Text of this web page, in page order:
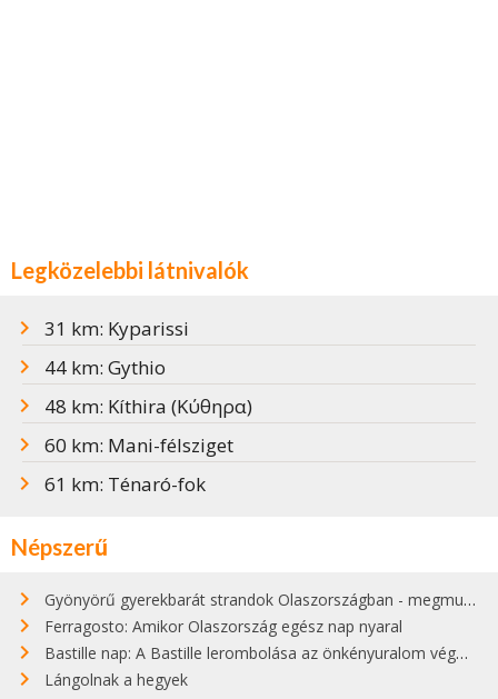
Legközelebbi látnivalók
31 km: Kyparissi
44 km: Gythio
48 km: Kíthira (Κύθηρα)
60 km: Mani-félsziget
61 km: Ténaró-fok
Népszerű
Gyönyörű gyerekbarát strandok Olaszországban - megmutatjuk a 15 legjobbat
Ferragosto: Amikor Olaszország egész nap nyaral
Bastille nap: A Bastille lerombolása az önkényuralom végét jelentette
Lángolnak a hegyek